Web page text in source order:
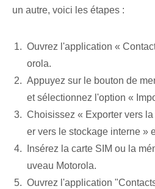
un autre, voici les étapes :
Ouvrez l'application «
orola.
Appuyez sur le bouton de
et sélectionnez l'option «
Choisissez « Exporter vers
er vers le stockage interne »
Insérez la carte SIM ou la
uveau Motorola.
Ouvrez l'application